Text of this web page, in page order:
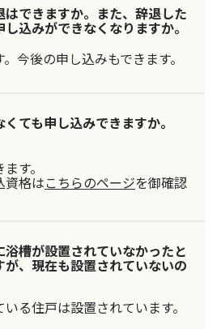
はできますか。また、辞退した
込みができなくなりますか。
今後の申し込みもできます。
ても申し込みできますか。
す。
資格はこちらのページを御確認
浴槽が設置されていなかったと
が、現在も設置されていないの
る住戸は設置されています。